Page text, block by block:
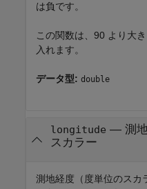
は負です。
この関数は、90 より大
入れます。
データ型: double
longitude — 測
スカラー
測地経度（度単位のスカ